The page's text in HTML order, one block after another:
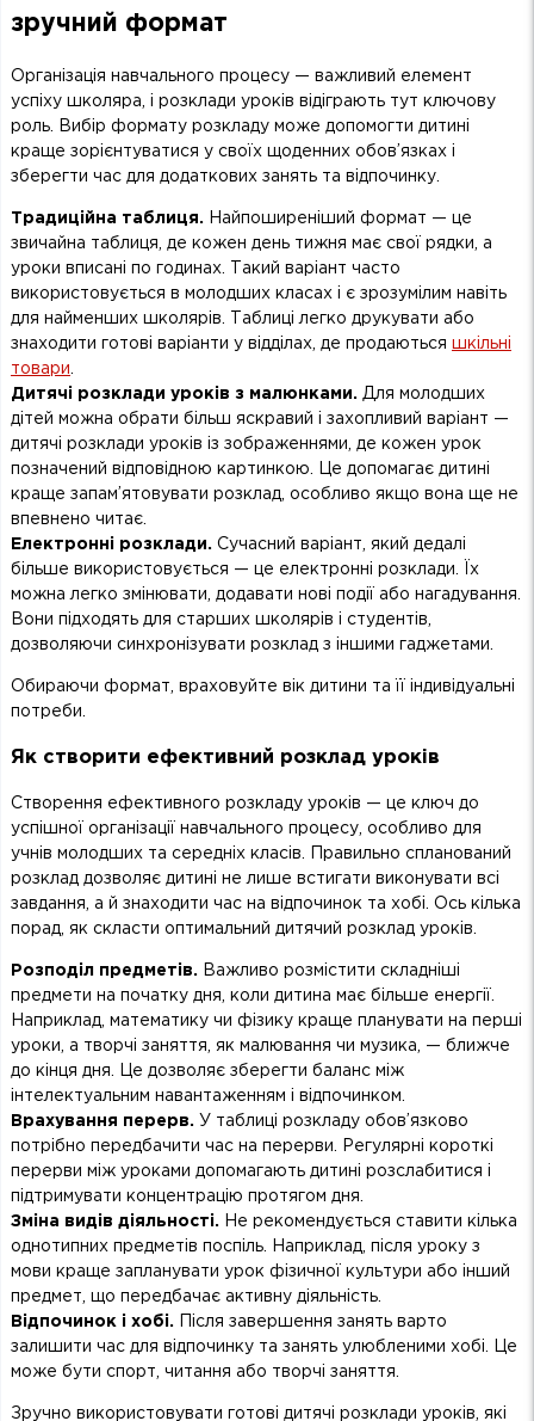
зручний формат
Організація навчального процесу — важливий елемент
успіху школяра, і розклади уроків відіграють тут ключову
роль. Вибір формату розкладу може допомогти дитині
краще зорієнтуватися у своїх щоденних обов’язках і
зберегти час для додаткових занять та відпочинку.
Традиційна таблиця. Найпоширеніший формат — це
звичайна таблиця, де кожен день тижня має свої рядки, а
уроки вписані по годинах. Такий варіант часто
використовується в молодших класах і є зрозумілим навіть
для найменших школярів. Таблиці легко друкувати або
знаходити готові варіанти у відділах, де продаються шкільні
товари
Дитячі розклади уроків з малюнками. Для молодших
дітей можна обрати більш яскравий і захопливий варіант —
дитячі розклади уроків із зображеннями, де кожен урок
позначений відповідною картинкою. Це допомагає дитині
краще запам’ятовувати розклад, особливо якщо вона ще не
впевнено читає.
Електронні розклади. Сучасний варіант, який дедалі
більше використовується — це електронні розклади. Їх
можна легко змінювати, додавати нові події або нагадування.
Вони підходять для старших школярів і студентів,
дозволяючи синхронізувати розклад з іншими гаджетами.
Обираючи формат, враховуйте вік дитини та її індивідуальні
потреби.
Як створити ефективний розклад уроків
Створення ефективного розкладу уроків — це ключ до
успішної організації навчального процесу, особливо для
учнів молодших та середніх класів. Правильно спланований
розклад дозволяє дитині не лише встигати виконувати всі
завдання, а й знаходити час на відпочинок та хобі. Ось кілька
порад, як скласти оптимальний дитячий розклад уроків.
Розподіл предметів. Важливо розмістити складніші
предмети на початку дня, коли дитина має більше енергії.
Наприклад, математику чи фізику краще планувати на перші
уроки, а творчі заняття, як малювання чи музика, — ближче
до кінця дня. Це дозволяє зберегти баланс між
інтелектуальним навантаженням і відпочинком.
Врахування перерв. У таблиці розкладу обов’язково
потрібно передбачити час на перерви. Регулярні короткі
перерви між уроками допомагають дитині розслабитися і
підтримувати концентрацію протягом дня.
Зміна видів діяльності. Не рекомендується ставити кілька
однотипних предметів поспіль. Наприклад, після уроку з
мови краще запланувати урок фізичної культури або інший
предмет, що передбачає активну діяльність.
Відпочинок і хобі. Після завершення занять варто
залишити час для відпочинку та занять улюбленими хобі. Це
може бути спорт, читання або творчі заняття.
Зручно використовувати готові дитячі розклади уроків, які